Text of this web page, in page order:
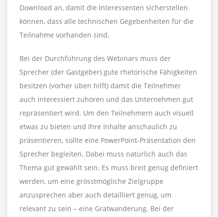
Download an, damit die Interessenten sicherstellen
können, dass alle technischen Gegebenheiten für die
Teilnahme vorhanden sind.
Bei der Durchführung des Webinars muss der
Sprecher (der Gastgeber) gute rhetorische Fähigkeiten
besitzen (vorher üben hilft) damit die Teilnehmer
auch interessiert zuhören und das Unternehmen gut
repräsentiert wird. Um den Teilnehmern auch visuell
etwas zu bieten und Ihre Inhalte anschaulich zu
präsentieren, sollte eine PowerPoint-Präsentation den
Sprecher begleiten. Dabei muss natürlich auch das
Thema gut gewählt sein. Es muss breit genug definiert
werden, um eine grösstmögliche Zielgruppe
anzusprechen aber auch detailliert genug, um
relevant zu sein – eine Gratwanderung. Bei der